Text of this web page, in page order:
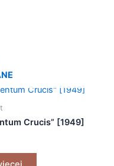
Crucis” [1949]